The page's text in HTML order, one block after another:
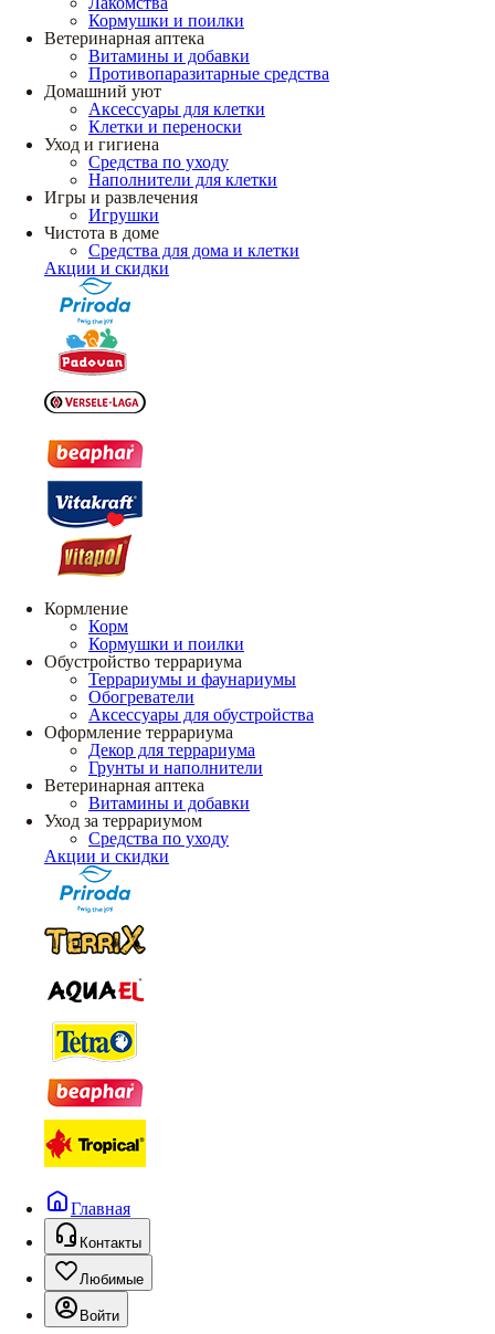
Кормушки и поилки
Ветеринарная аптека
Витамины и добавки
Противопаразитарные средства
Домашний уют
Аксессуары для клетки
Клетки и переноски
Уход и гигиена
Средства по уходу
Наполнители для клетки
Игры и развлечения
Игрушки
Чистота в доме
Средства для дома и клетки
Акции и скидки
Кормление
Корм
Кормушки и поилки
Обустройство террариума
Террариумы и фаунариумы
Обогреватели
Аксессуары для обустройства
Оформление террариума
Декор для террариума
Грунты и наполнители
Ветеринарная аптека
Витамины и добавки
Уход за террариумом
Средства по уходу
Акции и скидки
Главная
Контакты
Любимые
Войти